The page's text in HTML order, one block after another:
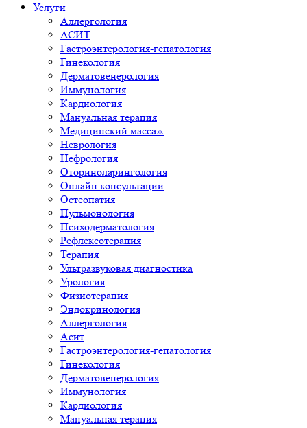
Услуги
Аллергология
АСИТ
Гастроэнтерология-гепатология
Гинекология
Дерматовенерология
Иммунология
Кардиология
Мануальная терапия
Медицинский массаж
Неврология
Нефрология
Оториноларингология
Онлайн консультации
Остеопатия
Пульмонология
Психодерматология
Рефлексотерапия
Терапия
Ультразвуковая диагностика
Урология
Физиотерапия
Эндокринология
Аллергология
Асит
Гастроэнтерология-гепатология
Гинекология
Дерматовенерология
Иммунология
Кардиология
Мануальная терапия